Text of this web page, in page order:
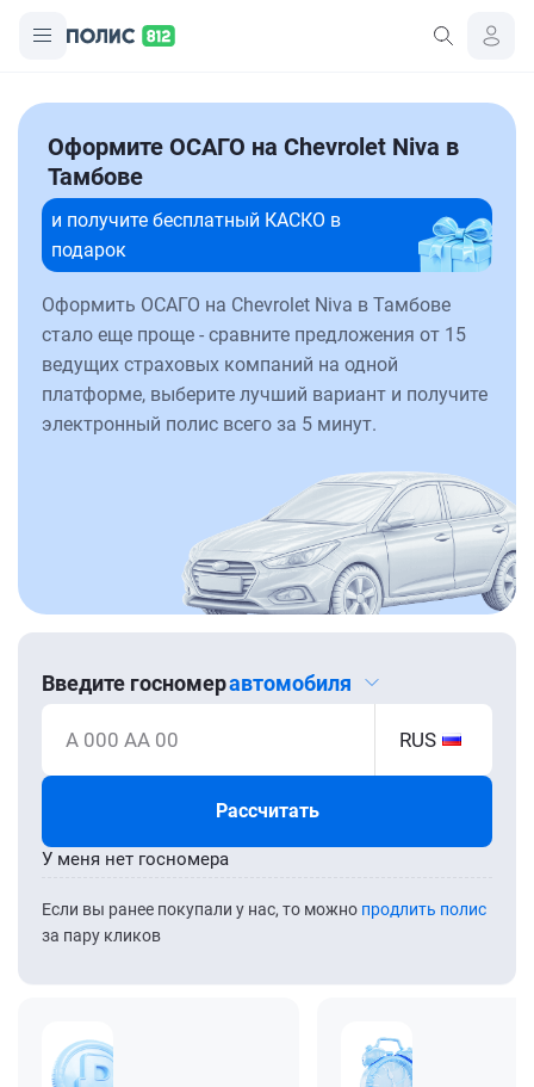
Оформите ОСАГО на Chevrolet Niva в
Тамбове
и получите бесплатный КАСКО в
подарок
Оформить ОСАГО на Chevrolet Niva в Тамбове
стало еще проще - сравните предложения от 15
ведущих страховых компаний на одной
платформе, выберите лучший вариант и получите
электронный полис всего за 5 минут.
Введите госномеравтомобиля
А 000 АА 00 RUS
Рассчитать
Если вы ранее покупали у нас, то можно продлить полис
за пару кликов
У меня нет госномера